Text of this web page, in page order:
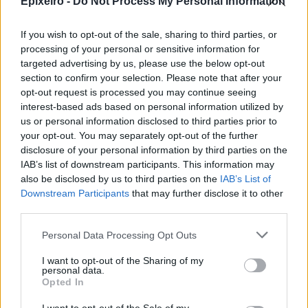
If you wish to opt-out of the sale, sharing to third parties, or
processing of your personal or sensitive information for
targeted advertising by us, please use the below opt-out
section to confirm your selection. Please note that after your
opt-out request is processed you may continue seeing
interest-based ads based on personal information utilized by
us or personal information disclosed to third parties prior to
your opt-out. You may separately opt-out of the further
disclosure of your personal information by third parties on the
IAB’s list of downstream participants. This information may
also be disclosed by us to third parties on the IAB’s List of
Downstream Participants that may further disclose it to other
Personal Data Processing Opt Outs
I want to opt-out of the Sharing of my
personal data.
Opted In
05/08/26| 15:44
Παράταση στην υποχρεωτική
ηλεκτρονική τιμολόγηση μέσω
παρόχου ζητούν Βιοτεχνικό
Επιμελητήριο Αθήνας -
Λογιστικός Σύλλογος Αθηνών
04/08/26|15:57
Ένωση Ελληνικών Τραπεζών:
Οικονομική ενίσχυση και
διαγραφή χρεών στις οικογένειες
των θυμάτων από τις φωτιές
04/08/26|12:08
για την υποχρεωτική ηλεκτρονική
τιμολόγηση – Στο τραπέζι
μετάθεση εφαρμογής για το 2026